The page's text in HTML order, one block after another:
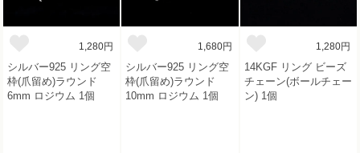
1,280円
シルバー925 リング空
枠(爪留め)ラウンド
6mm ロジウム 1個
1,680円
シルバー925 リング空
枠(爪留め)ラウンド
10mm ロジウム 1個
1,280円
14KGF リング ビーズ
チェーン(ボールチェー
ン) 1個